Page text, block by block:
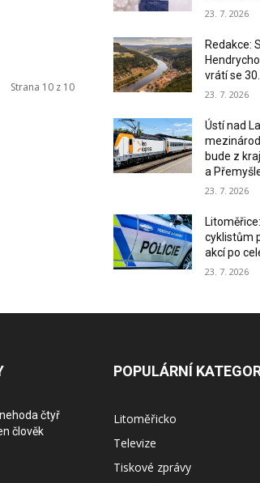
Strana 10 z 10
23. 7. 2026
Redakce:
vrátí se
23. 7. 2026
Ústí nad
bude z
a
23. 7. 2026
cyklistům
akcí po
23. 7. 2026
čtyř
člověk
POPULÁRNÍ
Litoměřicko
Televize
Tiskové zprávy